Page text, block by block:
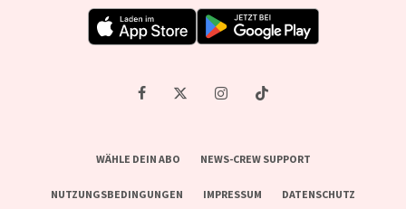
WÄHLE DEIN ABO NEWS-CREW SUPPORT
NUTZUNGSBEDINGUNGEN IMPRESSUM DATENSCHUTZ